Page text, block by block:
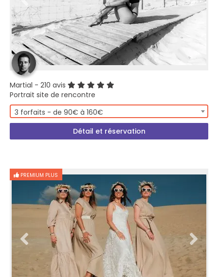
Martial - 210 avis
Portrait site de rencontre
3 forfaits - de 90€ à 160€
Détail et réservation
PREMIUM PLUS